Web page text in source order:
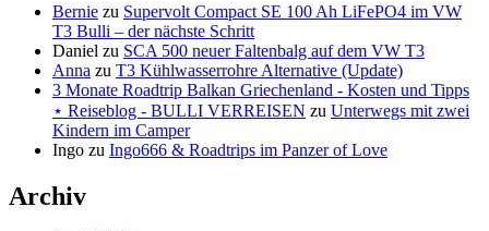
Bernie zu Supervolt Compact SE 100 Ah LiFePO4 im VW
T3 Bulli – der nächste Schritt
Daniel zu SCA 500 neuer Faltenbalg auf dem VW T3
Anna zu T3 Kühlwasserrohre Alternative (Update)
3 Monate Roadtrip Balkan Griechenland - Kosten und Tipps
⋆ Reiseblog - BULLI VERREISEN zu Unterwegs mit zwei
Kindern im Camper
Ingo zu Ingo666 & Roadtrips im Panzer of Love
Archiv